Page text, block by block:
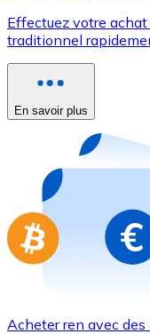
Utilisez les
Acheter avec
Nouveau
Achetez des
Aller à la
Effectuez votre
traditionnel
En savoir plus
Acheter ren avec des